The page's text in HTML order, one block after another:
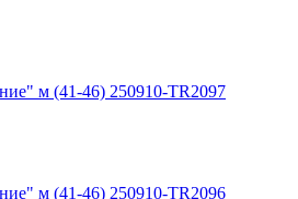
м (41-46) 250910-TR2097
м (41-46) 250910-TR2096